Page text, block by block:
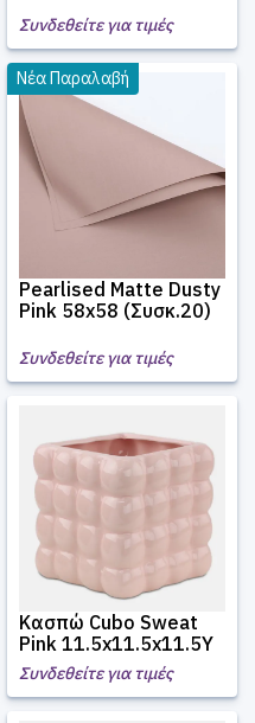
Συνδεθείτε για τιμές
Pearlised Matte Dusty
Pink 58x58 (Συσκ.20)
Νέα Παραλαβή
Συνδεθείτε για τιμές
Κασπώ Cubo Sweat
Pink 11.5x11.5x11.5Υ
Συνδεθείτε για τιμές